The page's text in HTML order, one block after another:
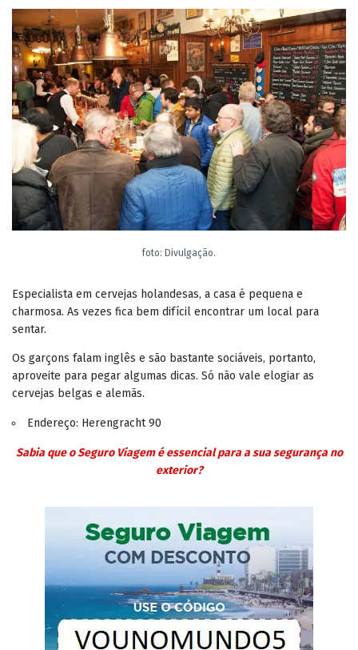
foto: Divulgação.
Especialista em cervejas holandesas, a casa é pequena e
charmosa. As vezes fica bem difícil encontrar um local para
sentar.
Os garçons falam inglês e são bastante sociáveis, portanto,
aproveite para pegar algumas dicas. Só não vale elogiar as
cervejas belgas e alemãs.
Endereço: Herengracht 90
Sabia que o Seguro Viagem é essencial para a sua segurança no
exterior?